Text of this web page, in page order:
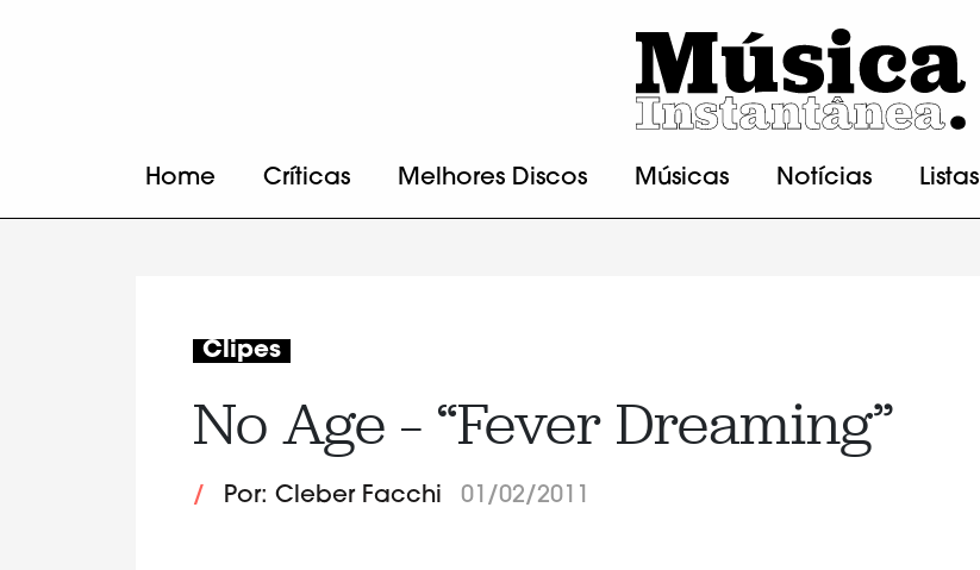
Home Críticas Melhores Discos Músicas Notícias Listas
Clipes
No Age – “Fever Dreaming”
/ Por: Cleber Facchi 01/02/2011